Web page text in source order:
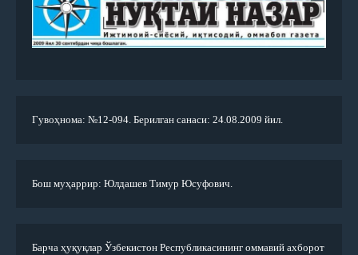
Гувоҳнома: №12-094. Берилган санаси: 24.08.2009 йил.
Бош муҳаррир: Юлдашев Тимур Юсуфович.
Барча ҳуқуқлар Ўзбекистон Республикасининг оммавий ахборот